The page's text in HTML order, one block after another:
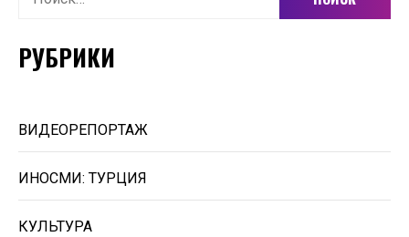
РУБРИКИ
ВИДЕОРЕПОРТАЖ
ИНОСМИ: ТУРЦИЯ
КУЛЬТУРА